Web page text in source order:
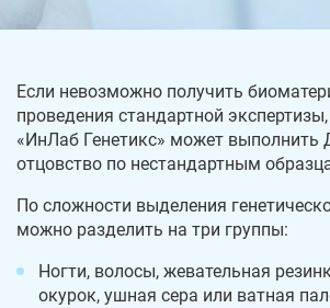
Если невозможно получить
проведения стандартной
«ИнЛаб Генетикс» может выполнить
отцовство по нестандартным
По сложности выделения
можно разделить на три группы:
Ногти, волосы, жевательная
окурок, ушная сера или ватная